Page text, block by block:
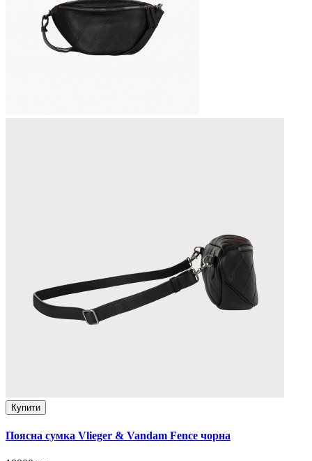
Купити
Поясна сумка Vlieger & Vandam Fence чорна